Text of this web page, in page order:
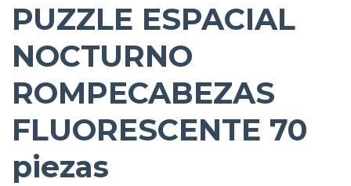
PUZZLE ESPACIAL
NOCTURNO
ROMPECABEZAS
FLUORESCENTE 70
piezas